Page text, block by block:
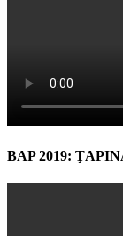
BAP 2019: